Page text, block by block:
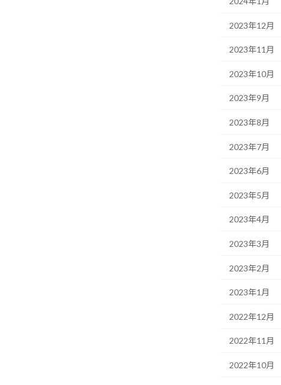
2023年12月
2023年11月
2023年10月
2023年9月
2023年8月
2023年7月
2023年6月
2023年5月
2023年4月
2023年3月
2023年2月
2023年1月
2022年12月
2022年11月
2022年10月